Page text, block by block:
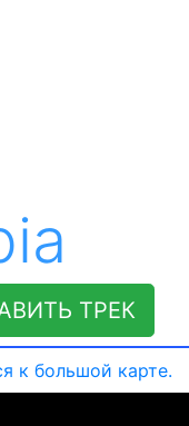
ТРЕК
к большой карте.